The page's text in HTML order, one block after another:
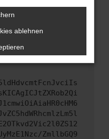
Schritte versucht
Wir werden
zu beheben. Du kannst
um uns bei der
ZmllbGQ9
ablehnen